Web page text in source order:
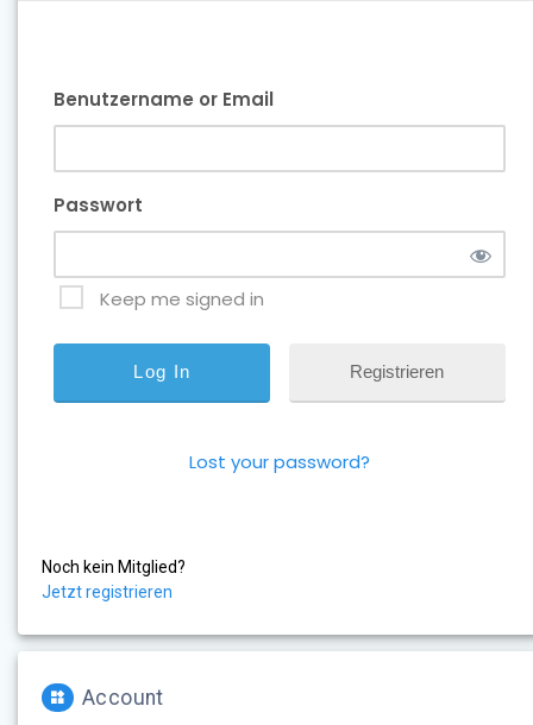
Benutzername or Email
Passwort
Keep me signed in
Registrieren
Lost your password?
Noch kein Mitglied?
Jetzt registrieren
Account